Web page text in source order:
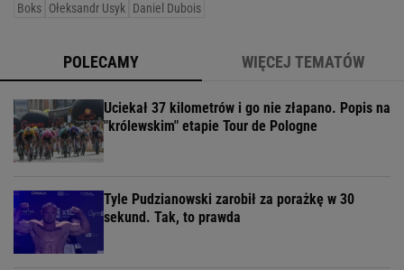
Boks Ołeksandr Usyk Daniel Dubois
POLECAMY WIĘCEJ TEMATÓW
Uciekał 37 kilometrów i go nie złapano. Popis na
"królewskim" etapie Tour de Pologne
Tyle Pudzianowski zarobił za porażkę w 30
sekund. Tak, to prawda